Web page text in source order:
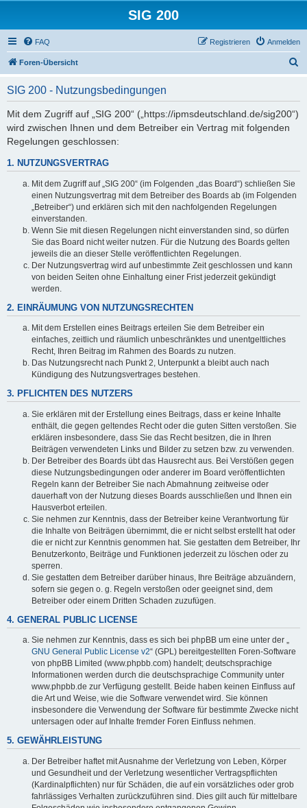
SIG 200
FAQ Anmelden
Registrieren
Foren-Übersicht
SIG 200 - Nutzungsbedingungen
Mit dem Zugriff auf „SIG 200“ („https://ipmsdeutschland.de/sig200“)
wird zwischen Ihnen und dem Betreiber ein Vertrag mit folgenden
Regelungen geschlossen:
1. NUTZUNGSVERTRAG
Mit dem Zugriff auf „SIG 200“ (im Folgenden „das Board“) schließen Sie
einen Nutzungsvertrag mit dem Betreiber des Boards ab (im Folgenden
„Betreiber“) und erklären sich mit den nachfolgenden Regelungen
einverstanden.
Wenn Sie mit diesen Regelungen nicht einverstanden sind, so dürfen
Sie das Board nicht weiter nutzen. Für die Nutzung des Boards gelten
jeweils die an dieser Stelle veröffentlichten Regelungen.
Der Nutzungsvertrag wird auf unbestimmte Zeit geschlossen und kann
von beiden Seiten ohne Einhaltung einer Frist jederzeit gekündigt
werden.
2. EINRÄUMUNG VON NUTZUNGSRECHTEN
Mit dem Erstellen eines Beitrags erteilen Sie dem Betreiber ein
einfaches, zeitlich und räumlich unbeschränktes und unentgeltliches
Recht, Ihren Beitrag im Rahmen des Boards zu nutzen.
Das Nutzungsrecht nach Punkt 2, Unterpunkt a bleibt auch nach
Kündigung des Nutzungsvertrages bestehen.
3. PFLICHTEN DES NUTZERS
Sie erklären mit der Erstellung eines Beitrags, dass er keine Inhalte
enthält, die gegen geltendes Recht oder die guten Sitten verstoßen. Sie
erklären insbesondere, dass Sie das Recht besitzen, die in Ihren
Beiträgen verwendeten Links und Bilder zu setzen bzw. zu verwenden.
Der Betreiber des Boards übt das Hausrecht aus. Bei Verstößen gegen
diese Nutzungsbedingungen oder anderer im Board veröffentlichten
Regeln kann der Betreiber Sie nach Abmahnung zeitweise oder
dauerhaft von der Nutzung dieses Boards ausschließen und Ihnen ein
Hausverbot erteilen.
Sie nehmen zur Kenntnis, dass der Betreiber keine Verantwortung für
die Inhalte von Beiträgen übernimmt, die er nicht selbst erstellt hat oder
die er nicht zur Kenntnis genommen hat. Sie gestatten dem Betreiber, Ihr
Benutzerkonto, Beiträge und Funktionen jederzeit zu löschen oder zu
sperren.
Sie gestatten dem Betreiber darüber hinaus, Ihre Beiträge abzuändern,
sofern sie gegen o. g. Regeln verstoßen oder geeignet sind, dem
Betreiber oder einem Dritten Schaden zuzufügen.
4. GENERAL PUBLIC LICENSE
Sie nehmen zur Kenntnis, dass es sich bei phpBB um eine unter der „
GNU General Public License v2“ (GPL) bereitgestellten Foren-Software
von phpBB Limited (www.phpbb.com) handelt; deutschsprachige
Informationen werden durch die deutschsprachige Community unter
www.phpbb.de zur Verfügung gestellt. Beide haben keinen Einfluss auf
die Art und Weise, wie die Software verwendet wird. Sie können
insbesondere die Verwendung der Software für bestimmte Zwecke nicht
untersagen oder auf Inhalte fremder Foren Einfluss nehmen.
5. GEWÄHRLEISTUNG
Der Betreiber haftet mit Ausnahme der Verletzung von Leben, Körper
und Gesundheit und der Verletzung wesentlicher Vertragspflichten
(Kardinalpflichten) nur für Schäden, die auf ein vorsätzliches oder grob
fahrlässiges Verhalten zurückzuführen sind. Dies gilt auch für mittelbare